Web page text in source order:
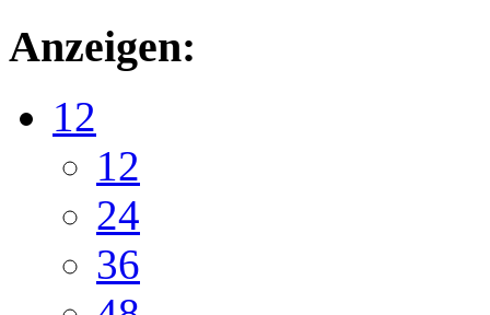
Anzeigen:
12
12
24
36